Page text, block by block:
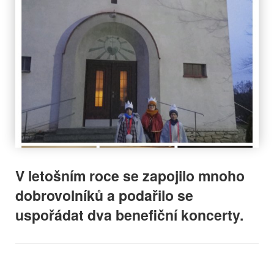
V letošním roce se zapojilo mnoho
dobrovolníků a podařilo se
uspořádat dva benefiční koncerty.